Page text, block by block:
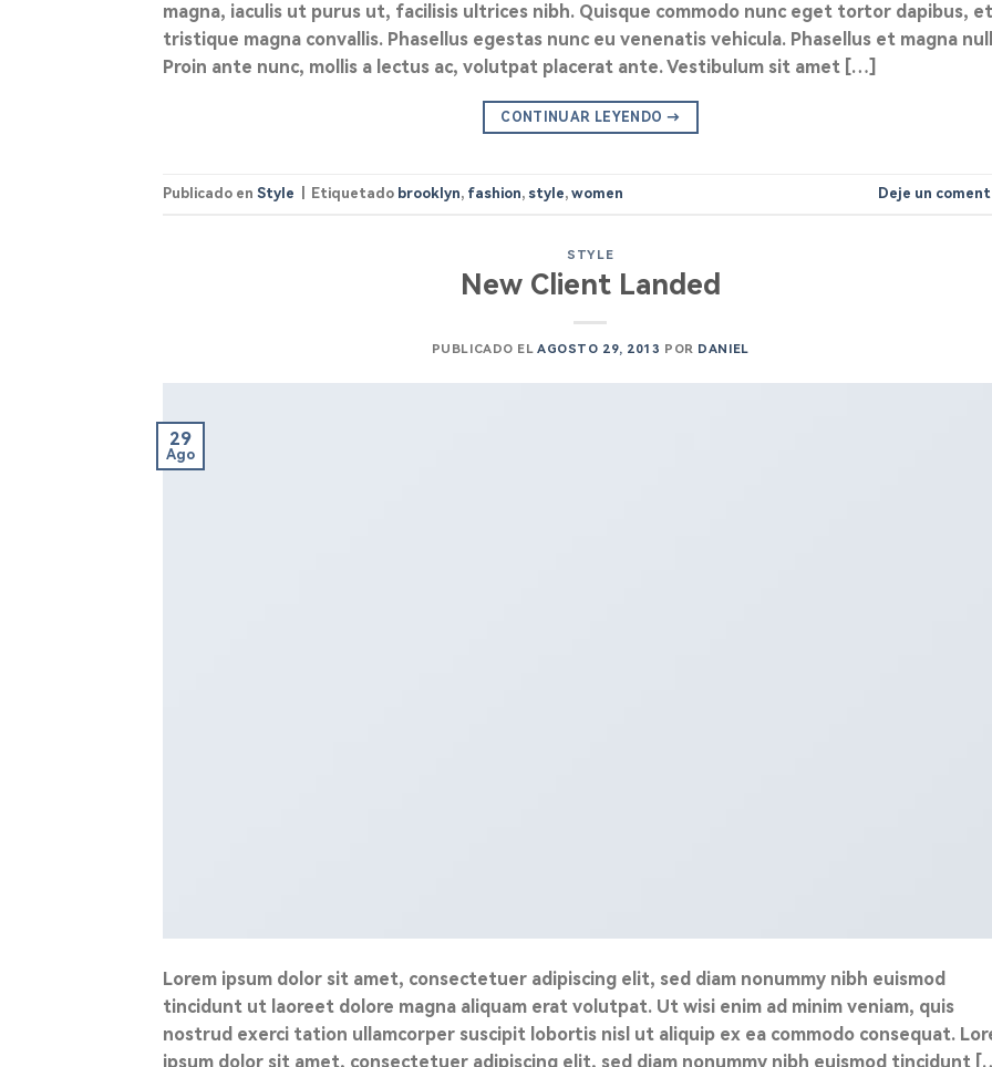
magna, iaculis ut purus ut, facilisis ultrices nibh. Quisque commodo nunc eget tortor dapibus, et
tristique magna convallis. Phasellus egestas nunc eu venenatis vehicula. Phasellus et magna
Proin ante nunc, mollis a lectus ac, volutpat placerat ante. Vestibulum sit amet […]
CONTINUAR LEYENDO →
Publicado en Style Etiquetado brooklyn, fashion, style, women Deje un
STYLE
New Client Landed
PUBLICADO ELAGOSTO 29, 2013 POR DANIEL
29
Ago
Lorem ipsum dolor sit amet, consectetuer adipiscing elit, sed diam nonummy nibh euismod
tincidunt ut laoreet dolore magna aliquam erat volutpat. Ut wisi enim ad minim veniam, quis
nostrud exerci tation ullamcorper suscipit lobortis nisl ut aliquip ex ea commodo consequat.
ipsum dolor sit amet, consectetuer adipiscing elit, sed diam nonummy nibh euismod tincidunt